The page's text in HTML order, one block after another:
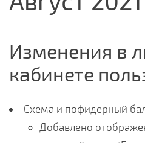
Изменения в
кабинете
Схема и пофидерный
Добавлено